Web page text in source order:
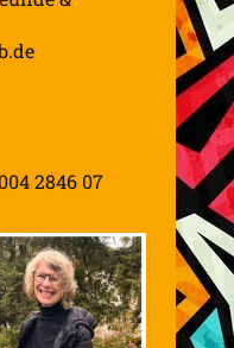
2846 07